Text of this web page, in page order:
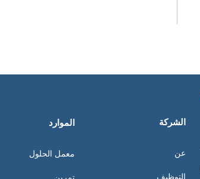
الشركة
عن
التوظيف
الموارد
معمل الحلول